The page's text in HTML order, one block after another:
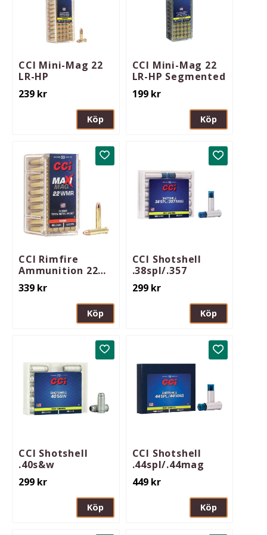
CCI Mini-Mag 22
LR-HP
239 kr
Köp
CCI Mini-Mag 22
LR-HP Segmented
199kr
Köp
CCI Rimfire
Ammunition 22
WMR Maxi-Mag
TMJ 40gr 50/Box
339 kr
Lägg till i favoriter
Köp
CCI Shotshell
.38spl/.357
299kr
Lägg till i
Köp
CCI Shotshell
.40s&w
299 kr
Lägg till i favoriter
Köp
CCI Shotshell
.44spl/.44mag
449kr
Lägg till i
Köp